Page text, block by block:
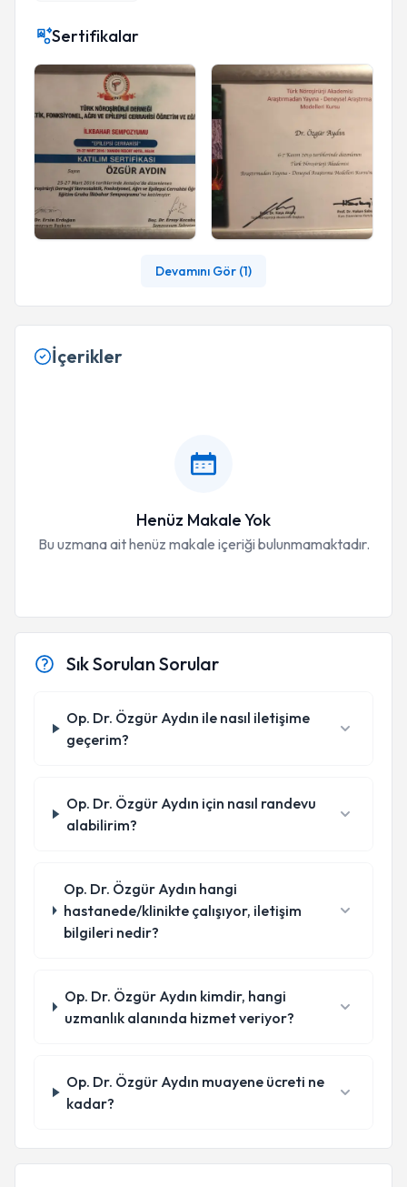
Sertifikalar
Devamını Gör (1)
İçerikler
Henüz Makale Yok
Bu uzmana ait henüz makale içeriği bulunmamaktadır.
Sık Sorulan Sorular
Op. Dr. Özgür Aydın ile nasıl iletişime
geçerim?
Op. Dr. Özgür Aydın için nasıl randevu
alabilirim?
Op. Dr. Özgür Aydın hangi
hastanede/klinikte çalışıyor, iletişim
bilgileri nedir?
Op. Dr. Özgür Aydın kimdir, hangi
uzmanlık alanında hizmet veriyor?
Op. Dr. Özgür Aydın muayene ücreti ne
kadar?